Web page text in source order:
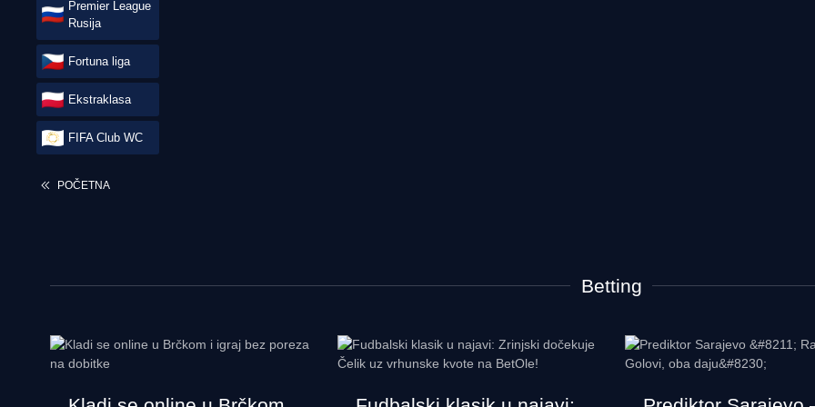
Premier League
Rusija
Fortuna liga
Ekstraklasa
FIFA Club WC
POČETNA
Betting